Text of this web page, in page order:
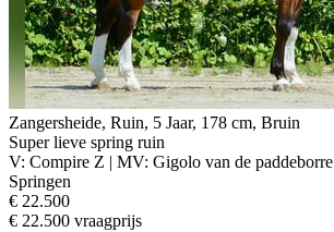
Zangersheide, Ruin, 5 Jaar, 178 cm, Bruin
Super lieve spring ruin
V: Compire Z | MV: Gigolo van de paddeborre
Springen
€ 22.500
€ 22.500 vraagprijs